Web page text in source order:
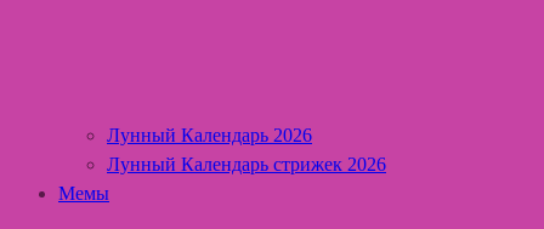
Лунный Календарь 2026
Лунный Календарь стрижек 2026
Мемы